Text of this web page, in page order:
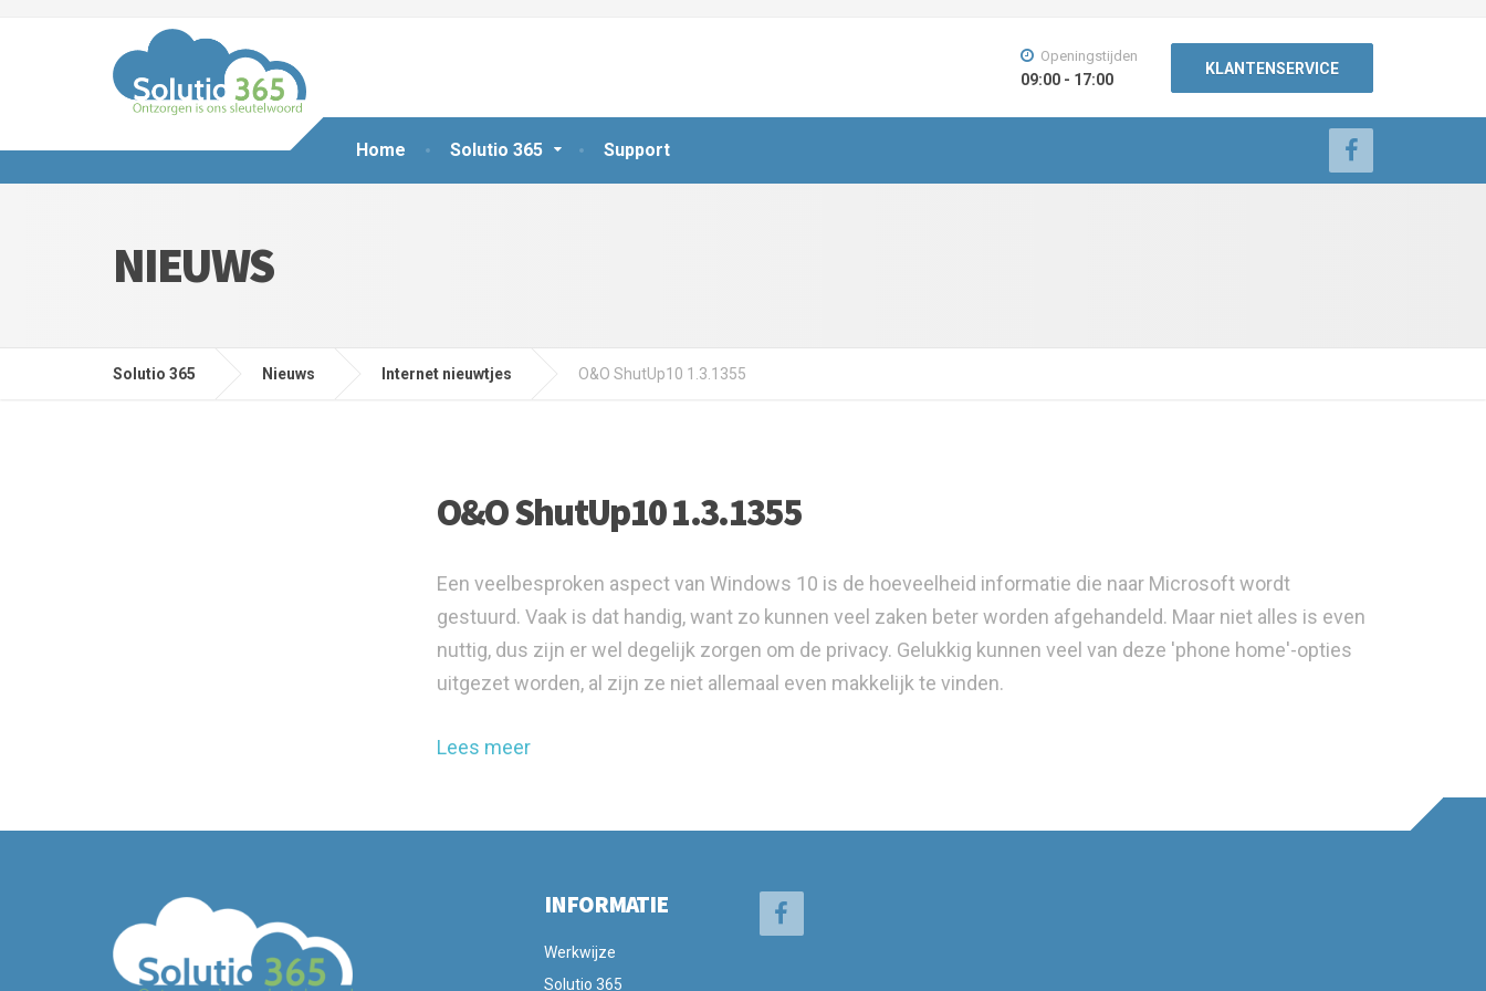
Home Solutio 365 Support
Openingstijden
09:00 - 17:00
KLANTENSERVICE
NIEUWS
Solutio 365 Nieuws Internet nieuwtjes O&O ShutUp10 1.3.1355
O&O ShutUp10 1.3.1355
Een veelbesproken aspect van Windows 10 is de hoeveelheid informatie die naar Microsoft wordt
gestuurd. Vaak is dat handig, want zo kunnen veel zaken beter worden afgehandeld. Maar niet alles is even
nuttig, dus zijn er wel degelijk zorgen om de privacy. Gelukkig kunnen veel van deze 'phone home'-opties
uitgezet worden, al zijn ze niet allemaal even makkelijk te vinden.
Lees meer
INFORMATIE
Werkwijze
Solutio 365